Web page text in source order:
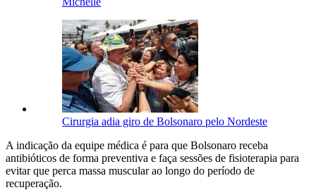
Cirurgia adia giro de Bolsonaro pelo Nordeste
A indicação da equipe médica é para que Bolsonaro receba
antibióticos de forma preventiva e faça sessões de fisioterapia para
evitar que perca massa muscular ao longo do período de
recuperação.